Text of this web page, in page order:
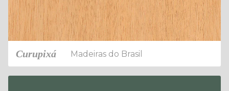
Curupixá Madeiras do Brasil